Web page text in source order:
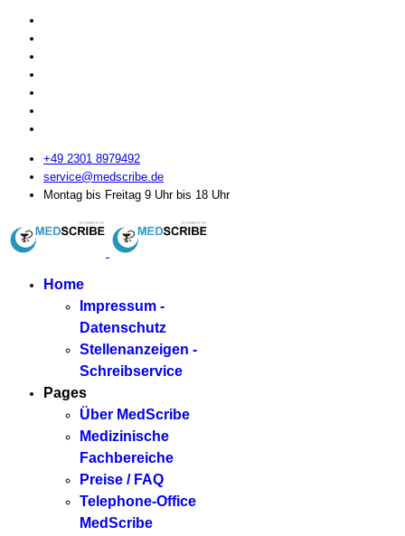
+49 2301 8979492
service@medscribe.de
Montag bis Freitag 9 Uhr bis 18 Uhr
Home
Impressum -
Datenschutz
Stellenanzeigen -
Schreibservice
Pages
Über MedScribe
Medizinische
Fachbereiche
Preise / FAQ
Telephone-Office
MedScribe